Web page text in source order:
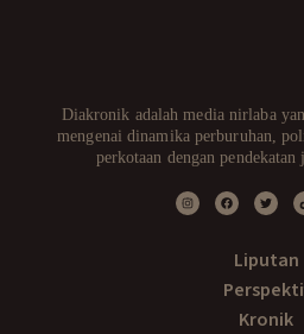
Diakronik adalah media nirlaba
mengenai dinamika perburuhan,
perkotaan dengan
Liputan
Kronik